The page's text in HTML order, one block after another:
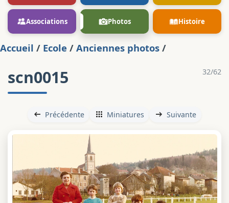
Associations Photos Histoire
Accueil / Ecole / Anciennes photos /
32/62
scn0015
Précédente Miniatures Suivante